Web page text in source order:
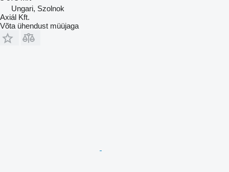
Ungari, Szolnok
Axiál Kft.
Võta ühendust müüjaga